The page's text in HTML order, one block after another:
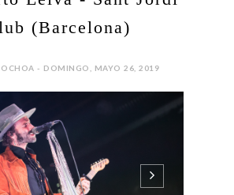
(Barcelona)
OCHOA - DOMINGO, MAYO 26, 2019